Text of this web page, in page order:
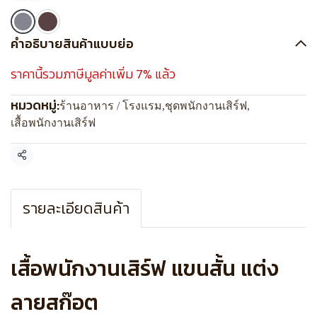
คำอธิบายสินค้าแบบย่อ
ราคานี้รวมภาษีมูลค่าเพิ่ม 7% แล้ว
หมวดหมู่:ร้านอาหาร / โรงแรม,ชุดพนักงานเสิร์ฟ,
เสื้อพนักงานเสิร์ฟ
แชร์
รายละเอียดสินค้า
เสื้อพนักงานเสิร์ฟ แขนสั้น แต่ง
ลายสก๊อต